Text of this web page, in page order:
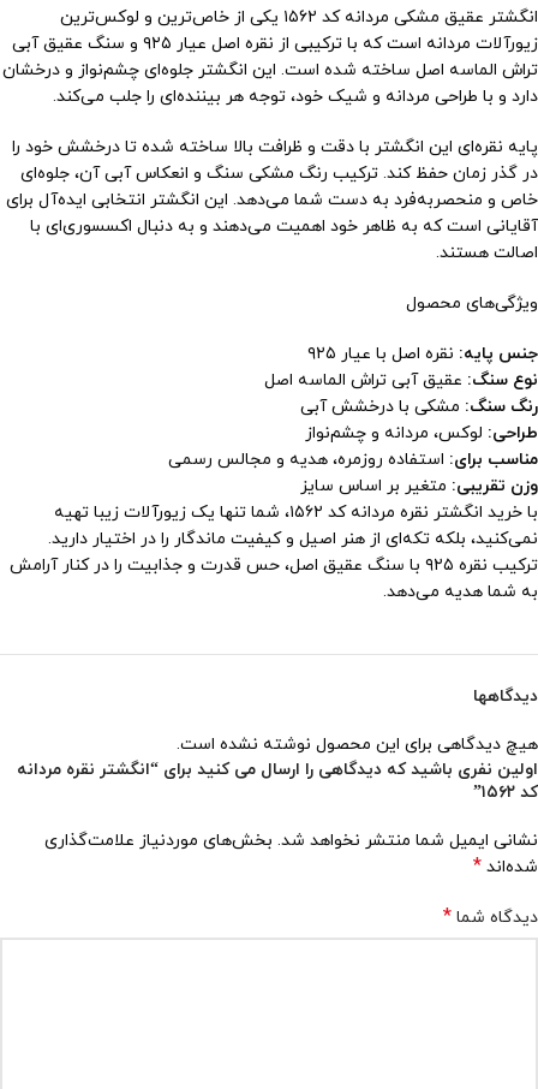
انگشتر عقیق مشکی مردانه کد ۱۵۶۲ یکی از خاص‌ترین و لوکس‌ترین
زیورآلات مردانه است که با ترکیبی از نقره اصل عیار ۹۲۵ و سنگ عقیق آبی
تراش الماسه اصل ساخته شده است. این انگشتر جلوه‌ای چشم‌نواز و درخشان
دارد و با طراحی مردانه و شیک خود، توجه هر بیننده‌ای را جلب می‌کند.
پایه نقره‌ای این انگشتر با دقت و ظرافت بالا ساخته شده تا درخشش خود را
در گذر زمان حفظ کند. ترکیب رنگ مشکی سنگ و انعکاس آبی آن، جلوه‌ای
خاص و منحصربه‌فرد به دست شما می‌دهد. این انگشتر انتخابی ایده‌آل برای
آقایانی است که به ظاهر خود اهمیت می‌دهند و به دنبال اکسسوری‌ای با
اصالت هستند.
ویژگی‌های محصول
جنس پایه: نقره اصل با عیار ۹۲۵
نوع سنگ: عقیق آبی تراش الماسه اصل
رنگ سنگ: مشکی با درخشش آبی
طراحی: لوکس، مردانه و چشم‌نواز
مناسب برای: استفاده روزمره، هدیه و مجالس رسمی
وزن تقریبی: متغیر بر اساس سایز
با خرید انگشتر نقره مردانه کد ۱۵۶۲، شما تنها یک زیورآلات زیبا تهیه
نمی‌کنید، بلکه تکه‌ای از هنر اصیل و کیفیت ماندگار را در اختیار دارید.
ترکیب نقره ۹۲۵ با سنگ عقیق اصل، حس قدرت و جذابیت را در کنار آرامش
به شما هدیه می‌دهد.
دیدگاهها
هیچ دیدگاهی برای این محصول نوشته نشده است.
اولین نفری باشید که دیدگاهی را ارسال می کنید برای “انگشتر نقره مردانه
کد ۱۵۶۲”
نشانی ایمیل شما منتشر نخواهد شد. بخش‌های موردنیاز علامت‌گذاری
شده‌اند *
دیدگاه شما *